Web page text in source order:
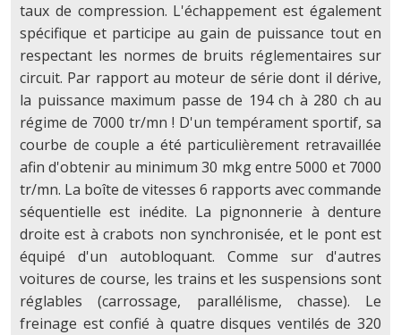
taux de compression. L'échappement est également
spécifique et participe au gain de puissance tout en
respectant les normes de bruits réglementaires sur
circuit. Par rapport au moteur de série dont il dérive,
la puissance maximum passe de 194 ch à 280 ch au
régime de 7000 tr/mn ! D'un tempérament sportif, sa
courbe de couple a été particulièrement retravaillée
afin d'obtenir au minimum 30 mkg entre 5000 et 7000
tr/mn. La boîte de vitesses 6 rapports avec commande
séquentielle est inédite. La pignonnerie à denture
droite est à crabots non synchronisée, et le pont est
équipé d'un autobloquant. Comme sur d'autres
voitures de course, les trains et les suspensions sont
réglables (carrossage, parallélisme, chasse). Le
freinage est confié à quatre disques ventilés de 320